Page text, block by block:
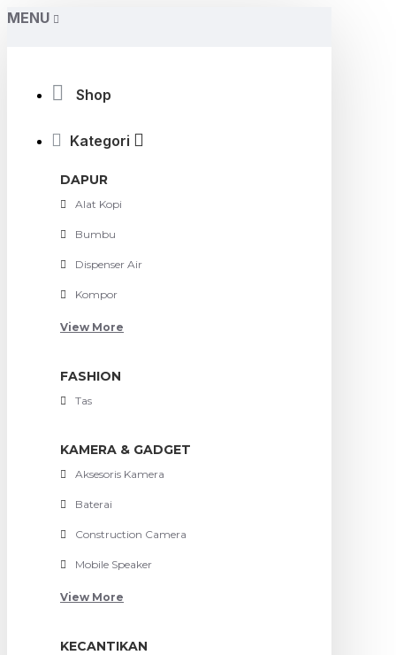
MENU
Shop
Kategori
DAPUR
Alat Kopi
Bumbu
Dispenser Air
Kompor
View More
FASHION
Tas
KAMERA & GADGET
Aksesoris Kamera
Baterai
Construction Camera
Mobile Speaker
View More
KECANTIKAN